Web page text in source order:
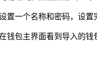
置一个名称和密码，设置
钱包主界面看到导入的钱